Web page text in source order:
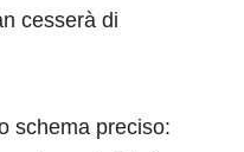
cesserà di
schema preciso: